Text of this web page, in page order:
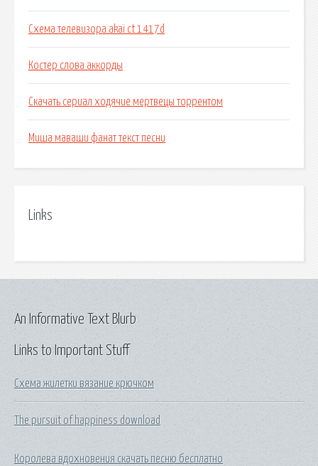
Схема телевизора akai ct 1417d
Костер слова аккорды
Скачать сериал ходячие мертвецы торрентом
Миша маваши фанат текст песни
Links
Links to Important Stuff
Схема жилетки вязание крючком
The pursuit of happiness download
Королева вдохновения скачать песню бесплатно
An Informative Text Blurb